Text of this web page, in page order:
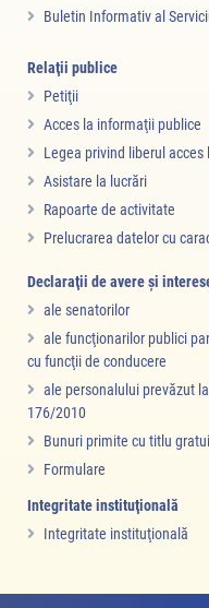
Buletin Informativ al
Relaţii publice
Petiţii
Acces la informaţii publice
Legea privind liberul
Asistare la lucrări
Rapoarte de activitate
Prelucrarea datelor cu
Declaraţii de avere şi
ale senatorilor
ale funcţionarilor publici
cu funcţii de conducere
ale personalului prevăzut
176/2010
Bunuri primite cu titlu
Formulare
Integritate instituţională
Integritate instituţională